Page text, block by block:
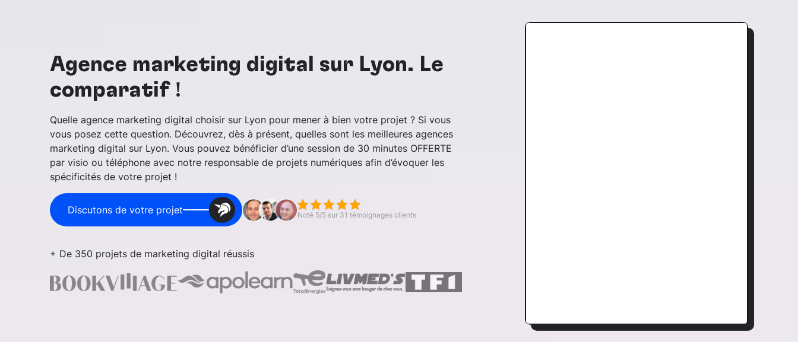
Agence marketing digital sur Lyon. Le
comparatif !
Quelle agence marketing digital choisir sur Lyon pour mener à bien votre projet ? Si vous
vous posez cette question. Découvrez, dès à présent, quelles sont les meilleures agences
marketing digital sur Lyon. Vous pouvez bénéficier d’une session de 30 minutes OFFERTE
par visio ou téléphone avec notre responsable de projets numériques afin d’évoquer les
spécificités de votre projet !
Discutons de votre projet Noté 5/5 sur 31 témoignages clients
+ De 350 projets de marketing digital réussis